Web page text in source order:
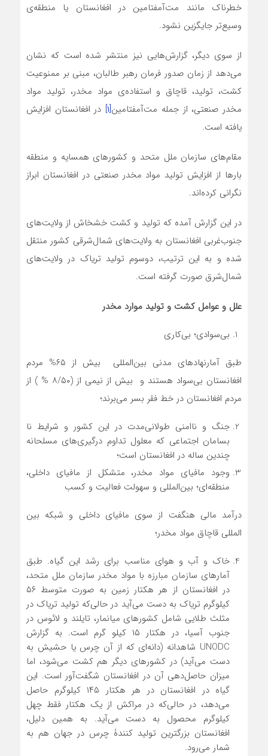
خطرناک مانند مت‌آمفتامین در افغانستان یا منطقه‌ی
وسیع‌تر جایگزین نشود.
از سوی دیگر، گزارش‌هایی نیز منتشر شده است که نشان
می‌دهد از زمان صدور فرمان رهبر طالبان، مبنی بر ممنوعیت
کشت، تولید، قاچاق و استفاده‌ی مواد مخدر، تولید مواد
مخدر صنعتی، از جمله مت‌آمفتامین[۱] در افغانستان افزایش
یافته است.
مقام‌های سازمان ملل متحد و کشورهای همسایه و منطقه
بارها از افزایش تولید مواد مخدر صنعتی در افغانستان ابراز
نگرانی کرده‌اند.
در این گزارش آمده که تولید و کشت خشخاش از ولایت‌های
جنوب‌غربی افغانستان به ولایت‌های شمال‌شرقی کشور منتقل
شده و به این ترتیب، دوسوم تولید تریاک در ولایت‌های
شمال‌شرق صورت گرفته است.
علل و عوامل کشت و تولید موارد مخدر
بی‌سوادی؛ بی‌کاری
طبق آمارنهاد‌های مدنی بین‌المللی بیش از ۶۵% مردم
افغانستان بی‌سواد هستند و بیش از نیمی از (۸/۵۰ % ) از
مردم افغانستان در خط فقر بسر می‌برند؛
جنگ و ناامنی طولانی‌مدت در این کشور و شرایط نا
بسامان اجتماعی که معلول تداوم درگیری‌های مسلحانه
چندین ساله در افغانستان است؛
وجود مافیای مواد مخدر، متشکل از مافیای داخلی،
منطقه‌ای؛ بین‌المللی و سهولت فعالیت و کسب
درآمد مالی هنگفت از سوی مافیای داخلی و شبکه بین
المللی قاچاق مواد مخدر؛
خاک و آب و هوای مناسب برای رشد این گیاه. طبق
آمار‌های سازمان مبارزه با مواد مخدر سازمان ملل متحد،
در افغانستان از هر هکتار زمین به صورت متوسط ۵۶
کیلوگرم تریاک به دست می‌آید در حالی‌که تولید تریاک در
مثلث طلایی شامل کشور‌های میانمار، تایلند و لائوس در
جنوب آسیا، در هکتار ۱۵ کیلو گرم است. به گزارش
UNODC شاهدانه (دانه‌ای که از آن چرس یا حشیش به
دست می‌آید) در کشور‌های دیگر هم کشت می‌شود، اما
میزان حاصل‌دهی آن در افغانستان شگفت‌آور است. این
گیاه در افغانستان در هر هکتار ۱۴۵ کیلوگرم حاصل
می‌دهد، در حالی‌که در مراکش از یک هکتار فقط چهل
کیلوگرم محصول به دست می‌آید. به همین دلیل،
افغانستان بزرگترین تولید کنندۀ چرس در جهان هم به
شمار می‌رود.